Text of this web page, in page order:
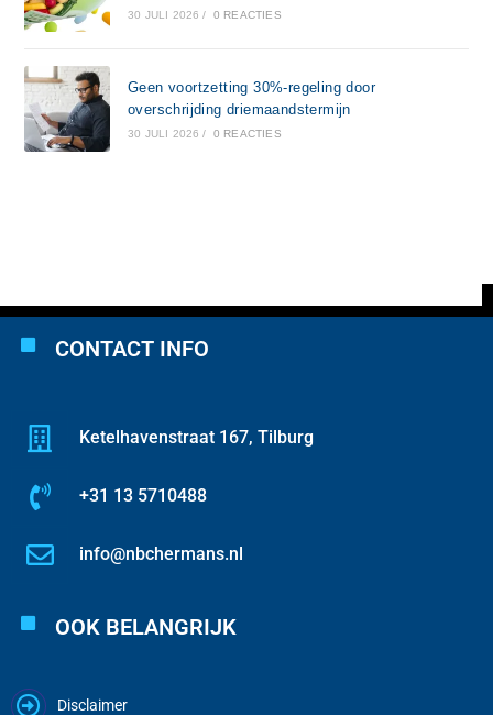
30 JULI 2026 / 0 REACTIES
Geen voortzetting 30%-regeling door
overschrijding driemaandstermijn
30 JULI 2026 / 0 REACTIES
CONTACT INFO
Ketelhavenstraat 167, Tilburg
+31 13 5710488
info@nbchermans.nl
OOK BELANGRIJK
Disclaimer